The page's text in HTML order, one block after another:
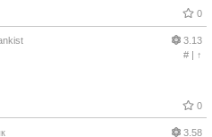
0
3.13
#| ↑
0
3.58